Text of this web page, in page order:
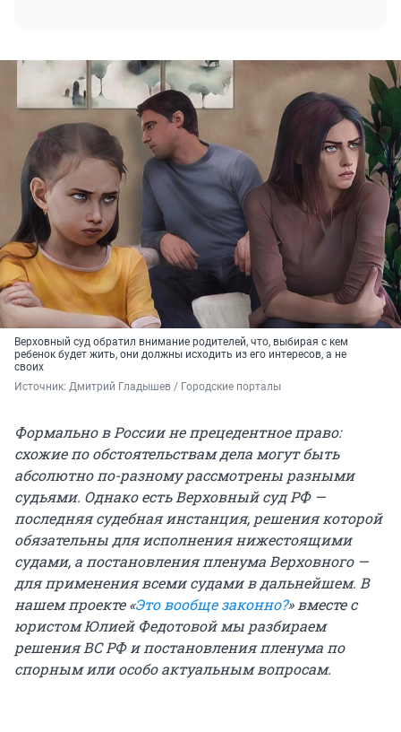
Верховный суд обратил внимание родителей, что, выбирая с кем
ребенок будет жить, они должны исходить из его интересов, а не
своих
Источник: Дмитрий Гладышев / Городские порталы
Формально в России не прецедентное право:
схожие по обстоятельствам дела могут быть
абсолютно по-разному рассмотрены разными
судьями. Однако есть Верховный суд РФ —
последняя судебная инстанция, решения которой
обязательны для исполнения нижестоящими
судами, а постановления пленума Верховного —
для применения всеми судами в дальнейшем. В
нашем проекте «Это вообще законно?» вместе с
юристом Юлией Федотовой мы разбираем
решения ВС РФ и постановления пленума по
спорным или особо актуальным вопросам.